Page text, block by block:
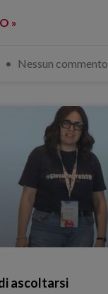
»
Nessun commento
ascoltarsi